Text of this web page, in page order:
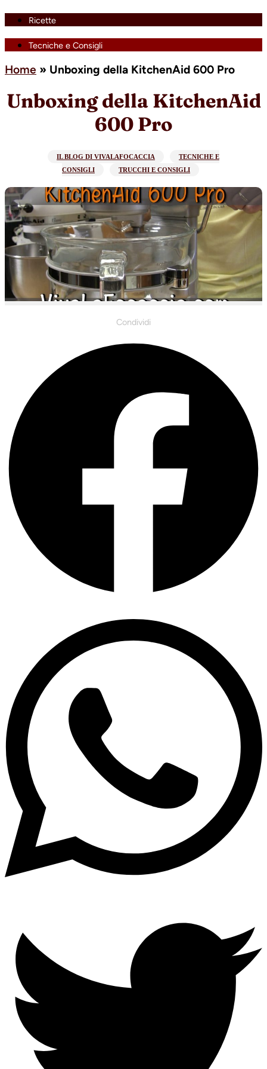
Ricette
Tecniche e Consigli
Home » Unboxing della KitchenAid 600 Pro
Unboxing della KitchenAid
600 Pro
IL BLOG DI VIVALAFOCACCIA
TECNICHE E
CONSIGLI
TRUCCHI E CONSIGLI
Condividi